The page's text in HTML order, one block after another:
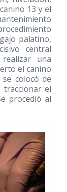
13 y el
palatino,
central
una
el canino
colocó de
el
procedió al